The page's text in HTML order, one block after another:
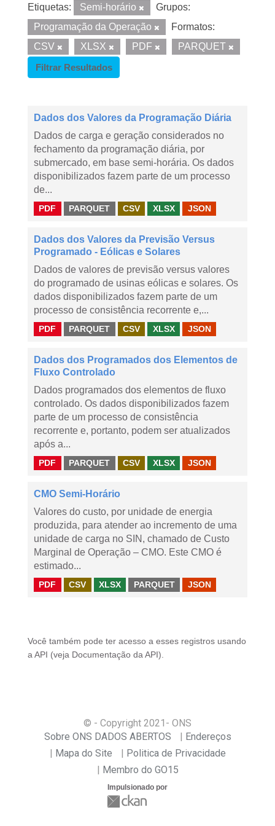
Etiquetas: Semi-horário
Grupos:
Programação da Operação
Formatos:
CSV
XLSX PDF
PARQUET
Filtrar Resultados
Dados dos Valores da Programação Diária
Dados de carga e geração considerados no
fechamento da programação diária, por
submercado, em base semi-horária. Os dados
disponibilizados fazem parte de um processo
de...
PDF PARQUET CSV XLSX JSON
Dados dos Valores da Previsão Versus
Programado - Eólicas e Solares
Dados de valores de previsão versus valores
do programado de usinas eólicas e solares. Os
dados disponibilizados fazem parte de um
processo de consistência recorrente e,...
PDF PARQUET CSV XLSX JSON
Dados dos Programados dos Elementos de
Fluxo Controlado
Dados programados dos elementos de fluxo
controlado. Os dados disponibilizados fazem
parte de um processo de consistência
recorrente e, portanto, podem ser atualizados
após a...
PDF PARQUET CSV XLSX JSON
CMO Semi-Horário
Valores do custo, por unidade de energia
produzida, para atender ao incremento de uma
unidade de carga no SIN, chamado de Custo
Marginal de Operação – CMO. Este CMO é
estimado...
PDF CSV XLSX PARQUET JSON
Você também pode ter acesso a esses registros usando
a API (veja Documentação da API ).
© - Copyright 2021 - ONS
Sobre ONS DADOS ABERTOS
Endereços
Mapa do Site
Politica de Privacidade
Membro do GO15
Impulsionado por